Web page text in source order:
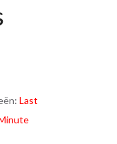
Last